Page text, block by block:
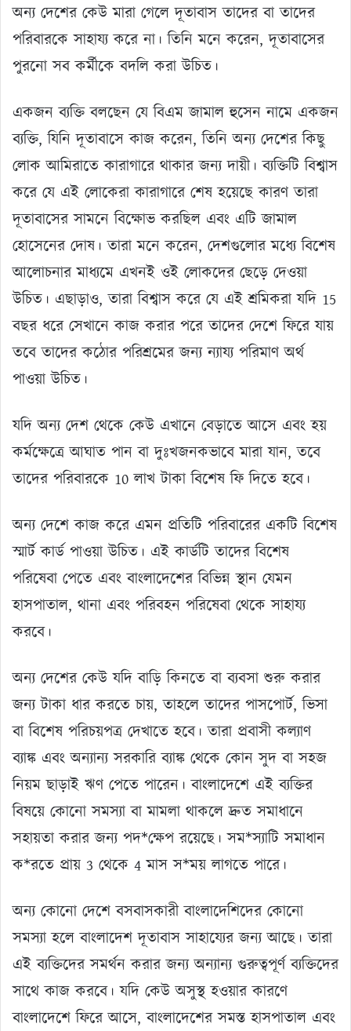
অন্য দেশের কেউ মারা গেলে দূতাবাস তাদের বা তাদের
পরিবারকে সাহায্য করে না। তিনি মনে করেন, দূতাবাসের
পুরনো সব কর্মীকে বদলি করা উচিত।
একজন ব্যক্তি বলছেন যে বিএম জামাল হুসেন নামে একজন
ব্যক্তি, যিনি দূতাবাসে কাজ করেন, তিনি অন্য দেশের কিছু
লোক আমিরাতে কারাগারে থাকার জন্য দায়ী। ব্যক্তিটি বিশ্বাস
করে যে এই লোকেরা কারাগারে শেষ হয়েছে কারণ তারা
দূতাবাসের সামনে বিক্ষোভ করছিল এবং এটি জামাল
হোসেনের দোষ। তারা মনে করেন, দেশগুলোর মধ্যে বিশেষ
আলোচনার মাধ্যমে এখনই ওই লোকদের ছেড়ে দেওয়া
উচিত। এছাড়াও, তারা বিশ্বাস করে যে এই শ্রমিকরা যদি 15
বছর ধরে সেখানে কাজ করার পরে তাদের দেশে ফিরে যায়
তবে তাদের কঠোর পরিশ্রমের জন্য ন্যায্য পরিমাণ অর্থ
পাওয়া উচিত।
যদি অন্য দেশ থেকে কেউ এখানে বেড়াতে আসে এবং হয়
কর্মক্ষেত্রে আঘাত পান বা দুঃখজনকভাবে মারা যান, তবে
তাদের পরিবারকে 10 লাখ টাকা বিশেষ ফি দিতে হবে।
অন্য দেশে কাজ করে এমন প্রতিটি পরিবারের একটি বিশেষ
স্মার্ট কার্ড পাওয়া উচিত। এই কার্ডটি তাদের বিশেষ
পরিষেবা পেতে এবং বাংলাদেশের বিভিন্ন স্থান যেমন
হাসপাতাল, থানা এবং পরিবহন পরিষেবা থেকে সাহায্য
করবে।
অন্য দেশের কেউ যদি বাড়ি কিনতে বা ব্যবসা শুরু করার
জন্য টাকা ধার করতে চায়, তাহলে তাদের পাসপোর্ট, ভিসা
বা বিশেষ পরিচয়পত্র দেখাতে হবে। তারা প্রবাসী কল্যাণ
ব্যাঙ্ক এবং অন্যান্য সরকারি ব্যাঙ্ক থেকে কোন সুদ বা সহজ
নিয়ম ছাড়াই ঋণ পেতে পারেন। বাংলাদেশে এই ব্যক্তির
বিষয়ে কোনো সমস্যা বা মামলা থাকলে দ্রুত সমাধানে
সহায়তা করার জন্য পদ*ক্ষেপ রয়েছে। সম*স্যাটি সমাধান
ক*রতে প্রায় 3 থেকে 4 মাস স*ময় লাগতে পারে।
অন্য কোনো দেশে বসবাসকারী বাংলাদেশিদের কোনো
সমস্যা হলে বাংলাদেশ দূতাবাস সাহায্যের জন্য আছে। তারা
এই ব্যক্তিদের সমর্থন করার জন্য অন্যান্য গুরুত্বপূর্ণ ব্যক্তিদের
সাথে কাজ করবে। যদি কেউ অসুস্থ হওয়ার কারণে
বাংলাদেশে ফিরে আসে, বাংলাদেশের সমস্ত হাসপাতাল এবং